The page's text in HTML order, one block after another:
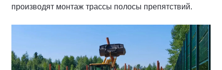
производят монтаж трассы полосы препятствий.